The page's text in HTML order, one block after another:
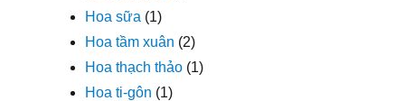
Hoa sữa (1)
Hoa tầm xuân (2)
Hoa thạch thảo (1)
Hoa ti-gôn (1)